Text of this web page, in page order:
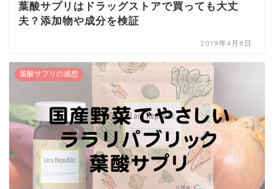
葉酸サプリはドラッグストアで買っても大丈
夫？添加物や成分を検証
2019年4月8日
葉酸サプリの感想